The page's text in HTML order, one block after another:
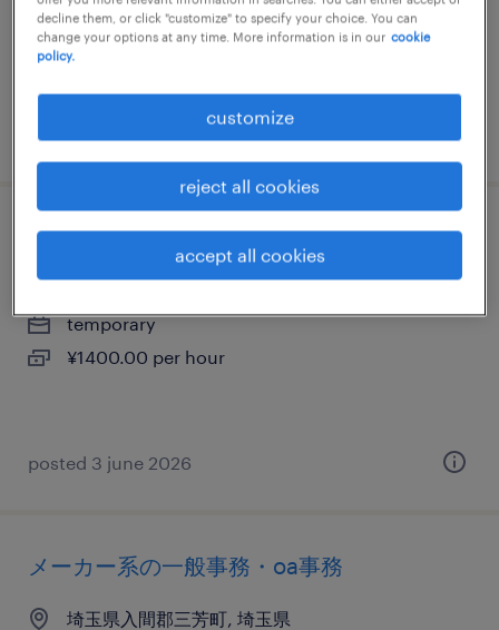
¥1300.00 per hour
posted 1 june 2026
流通・サービス系の一般事務・oa事務
temporary
¥1400.00 per hour
posted 3 june 2026
メーカー系の一般事務・oa事務
埼玉県入間郡三芳町, 埼玉県
decline them, or click "customize" to specify your choice. You can
change your options at any time. More information is in our cookie
policy.
customize
reject all cookies
accept all cookies